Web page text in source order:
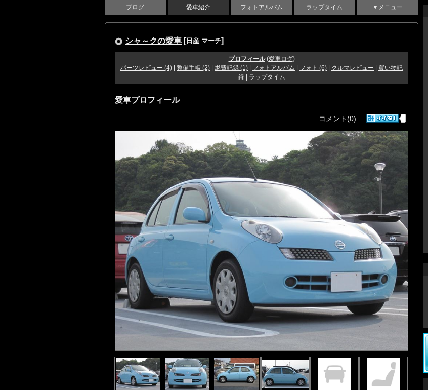
ブログ 愛車紹介 フォトアルバム ラップタイム ▼メニュー
シャ～クの愛車 [ 日産 マーチ]
プロフィール(愛車ログ)
パーツレビュー (4)
整備手帳 (2) 燃費記録 (1) フォトアルバム フォト (6) クルマレビュー
買い物記
録| ラップタイム
愛車プロフィール
コメント(0)